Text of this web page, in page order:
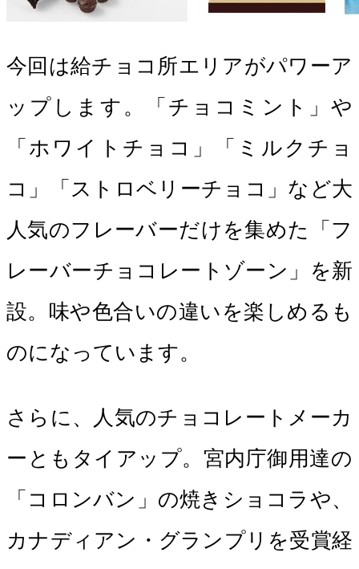
今回は給チョコ所エリアがパワーア
ップします。「チョコミント」や
「ホワイトチョコ」「ミルクチョ
コ」「ストロベリーチョコ」など大
人気のフレーバーだけを集めた「フ
レーバーチョコレートゾーン」を新
設。味や色合いの違いを楽しめるも
のになっています。
さらに、人気のチョコレートメーカ
ーともタイアップ。宮内庁御用達の
「コロンバン」の焼きショコラや、
カナディアン・グランプリを受賞経